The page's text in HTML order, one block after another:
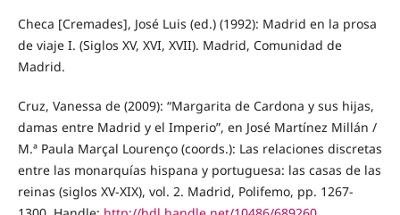
Checa [Cremades], José Luis (ed.) (1992): Madrid en la prosa
de viaje I. (Siglos XV, XVI, XVII). Madrid, Comunidad de
Madrid.
Cruz, Vanessa de (2009): “Margarita de Cardona y sus hijas,
damas entre Madrid y el Imperio”, en José Martínez Millán /
M.ª Paula Marçal Lourenço (coords.): Las relaciones discretas
entre las monarquías hispana y portuguesa: las casas de las
reinas (siglos XV-XIX), vol. 2. Madrid, Polifemo, pp. 1267-